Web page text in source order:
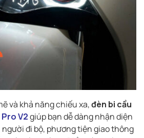
và khả năng chiếu xa,đèn bi cầu
V2giúp bạn dễ dàng nhận diện
đi bộ, phương tiện giao thông